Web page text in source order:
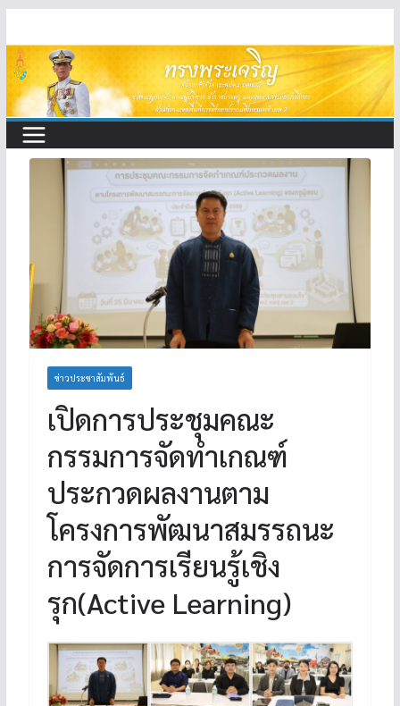
to
content
ข่าวประชาสัมพันธ์
เปิดการประชุมคณะ
กรรมการจัดทำเกณฑ์
ประกวดผลงานตาม
โครงการพัฒนาสมรรถนะ
การจัดการเรียนรู้เชิง
รุก(Active Learning)